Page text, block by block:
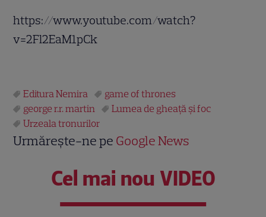
https://www.youtube.com/watch?
v=2Fl2EaM1pCk
Editura Nemira
game of thrones
george r.r. martin
Lumea de gheață și foc
Urzeala tronurilor
Urmărește-ne pe Google News
Cel mai nou VIDEO